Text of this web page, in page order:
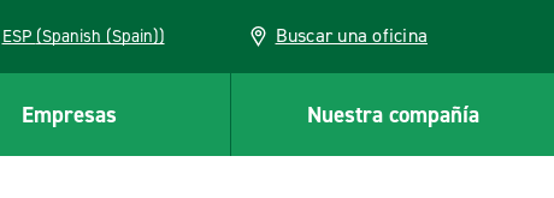
ESP (Spanish (Spain)) Buscar una oficina
Empresas Nuestra compañía